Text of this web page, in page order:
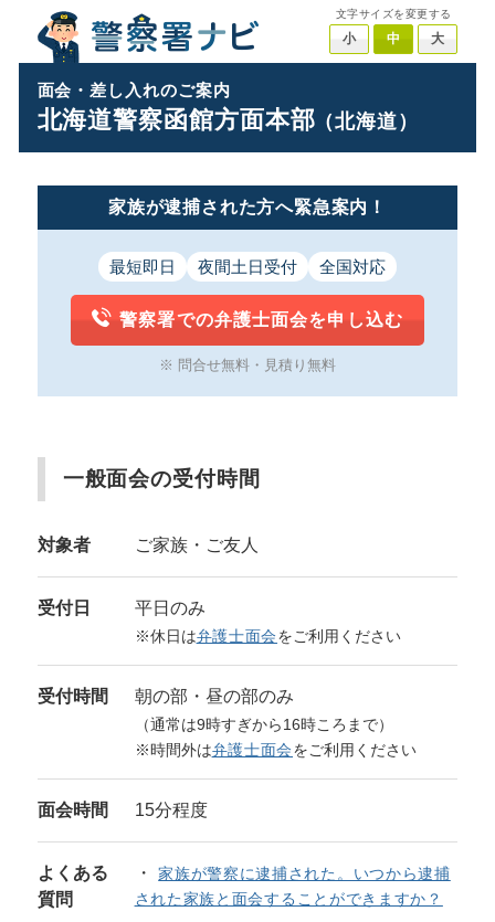
文字サイズを変更する
小 中 大
面会・差し入れのご案内
北海道警察函館方面本部（北海道）
家族が逮捕された方へ緊急案内！
最短即日 夜間土日受付 全国対応
警察署での弁護士面会を申し込む
※ 問合せ無料・見積り無料
一般面会の受付時間
対象者 ご家族・ご友人
受付日 平日のみ
※休日は弁護士面会をご利用ください
受付時間 朝の部・昼の部のみ
（通常は9時すぎから16時ころまで）
※時間外は弁護士面会をご利用ください
面会時間 15分程度
よくある
質問
家族が警察に逮捕された。いつから逮捕
された家族と面会することができますか？